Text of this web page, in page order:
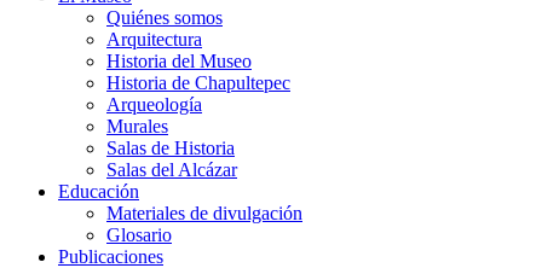
Quiénes somos
Arquitectura
Historia del Museo
Historia de Chapultepec
Arqueología
Murales
Salas de Historia
Salas del Alcázar
Educación
Materiales de divulgación
Glosario
Publicaciones